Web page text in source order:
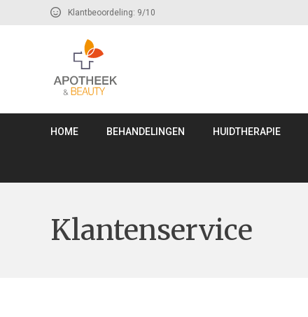
Klantbeoordeling: 9/10
HOME BEHANDELINGEN HUIDTHERAPIE
Klantenservice